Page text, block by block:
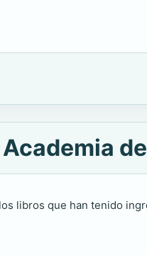
libros que han tenido